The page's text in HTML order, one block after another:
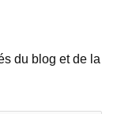
du blog et de la